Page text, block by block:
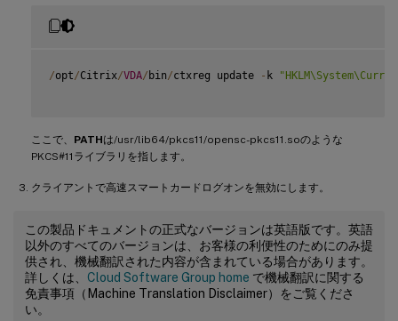
/opt/Citrix/VDA/ bin/ctxreg update - k
ここで、 PATHは/usr/lib64/pkcs11/opensc-pkcs11.soのような
PKCS#11ライブラリを指します。
クライアントで高速スマートカードログオンを無効にします。
この製品ドキュメントの正式なバージョンは英語版です。英語
以外のすべてのバージョンは、お客様の利便性のためにのみ提
供され、機械翻訳された内容が含まれている場合があります。
詳しくは、 Cloud Software Group home で機械翻訳に関する
免責事項（Machine Translation Disclaimer）をご覧くださ
い。